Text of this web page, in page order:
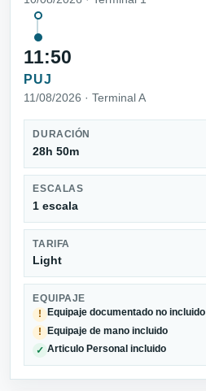
11:50
PUJ
11/08/2026 · Terminal A
DURACIÓN
28h 50m
ESCALAS
1 escala
TARIFA
Light
EQUIPAJE
!
Equipaje documentado no incluido
! Equipaje de mano incluido
✓ Articulo Personal incluido